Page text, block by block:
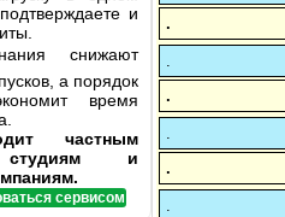
и
снижают
а порядок
время
частным
студиям и
сервисом
.
.
.
.
.
.